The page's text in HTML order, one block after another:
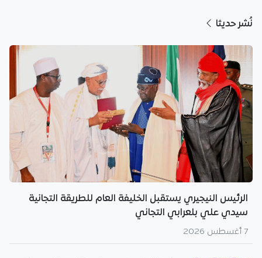
نُشر حديثا
الرئيس النيجيري يستقبل الخليفة العام للطريقة التجانية
سيدي علي بلعرابي التجاني
7 أغسطس 2026